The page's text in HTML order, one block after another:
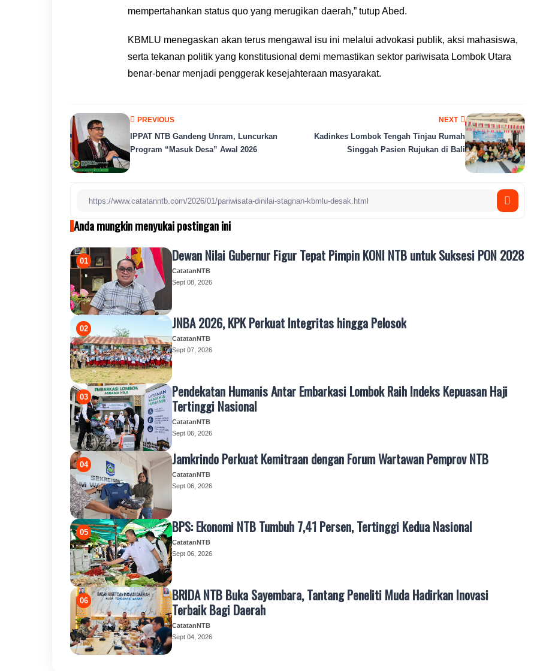
mempertahankan status quo yang merugikan daerah,” tutup Abed.
KBMLU menegaskan akan terus mengawal isu ini melalui advokasi publik, aksi mahasiswa,
serta tekanan politik yang konstitusional demi memastikan sektor pariwisata Lombok Utara
benar-benar menjadi penggerak kesejahteraan masyarakat.
NEXT
Kadinkes Lombok Tengah Tinjau Rumah
Singgah Pasien Rujukan di Bali
PREVIOUS
IPPAT NTB Gandeng Unram, Luncurkan
Program “Masuk Desa” Awal 2026
Anda mungkin menyukai postingan ini
Dewan Nilai Gubernur Figur Tepat Pimpin KONI NTB untuk Suksesi PON 2028
CatatanNTB
Sept 08, 2026
JNBA 2026, KPK Perkuat Integritas hingga Pelosok
CatatanNTB
Sept 07, 2026
Pendekatan Humanis Antar Embarkasi Lombok Raih Indeks Kepuasan Haji
Tertinggi Nasional
CatatanNTB
Sept 06, 2026
Jamkrindo Perkuat Kemitraan dengan Forum Wartawan Pemprov NTB
CatatanNTB
Sept 06, 2026
BPS: Ekonomi NTB Tumbuh 7,41 Persen, Tertinggi Kedua Nasional
CatatanNTB
Sept 06, 2026
BRIDA NTB Buka Sayembara, Tantang Peneliti Muda Hadirkan Inovasi
Terbaik Bagi Daerah
CatatanNTB
Sept 04, 2026